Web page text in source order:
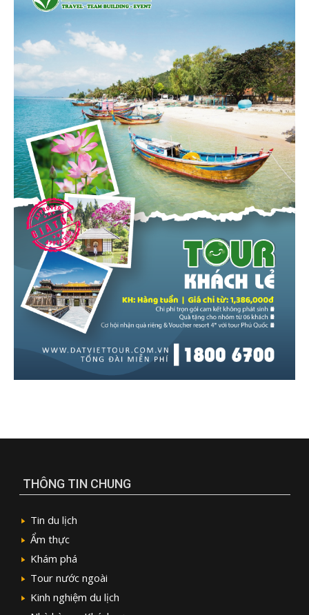
THÔNG TIN CHUNG
Tin du lịch
Ẩm thực
Khám phá
Tour nước ngoài
Kinh nghiệm du lịch